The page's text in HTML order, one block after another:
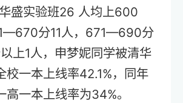
盛实验班26 人均上600
分11人，671—690分
上1人，申梦妮同学被清华
校一本上线率42.1%，同年
高一本上线率为34%。